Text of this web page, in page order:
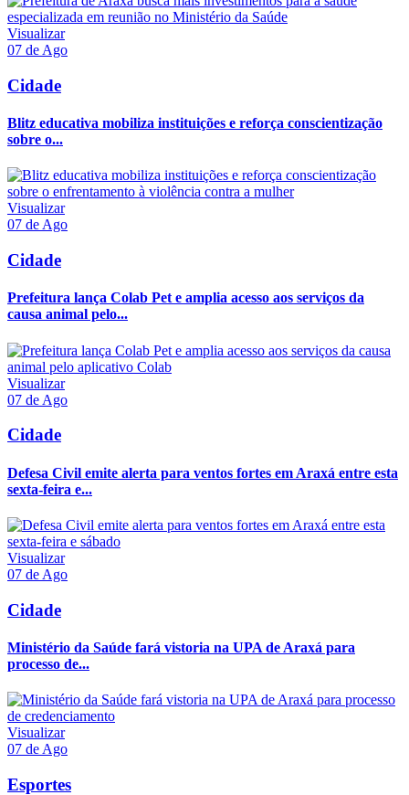
Visualizar
07 de Ago
Cidade
Blitz educativa mobiliza instituições e reforça conscientização
sobre o...
Visualizar
07 de Ago
Cidade
Prefeitura lança Colab Pet e amplia acesso aos serviços da
causa animal pelo...
Visualizar
07 de Ago
Cidade
Defesa Civil emite alerta para ventos fortes em Araxá entre esta
sexta-feira e...
Visualizar
07 de Ago
Cidade
Ministério da Saúde fará vistoria na UPA de Araxá para
processo de...
Visualizar
07 de Ago
Esportes